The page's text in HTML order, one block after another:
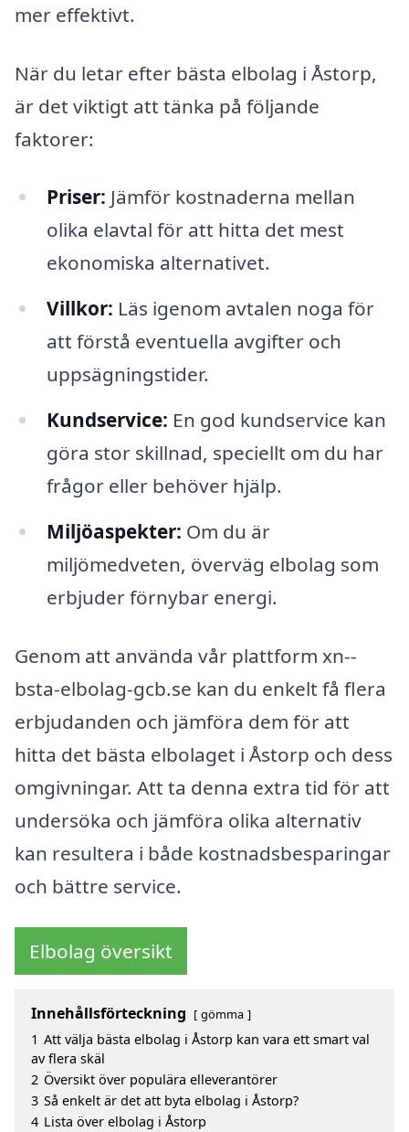
mer effektivt.
När du letar efter bästa elbolag i Åstorp,
är det viktigt att tänka på följande
faktorer:
Priser: Jämför kostnaderna mellan
olika elavtal för att hitta det mest
ekonomiska alternativet.
Villkor: Läs igenom avtalen noga för
att förstå eventuella avgifter och
uppsägningstider.
Kundservice: En god kundservice kan
göra stor skillnad, speciellt om du har
frågor eller behöver hjälp.
Miljöaspekter: Om du är
miljömedveten, överväg elbolag som
erbjuder förnybar energi.
Genom att använda vår plattform xn--
bsta-elbolag-gcb.se kan du enkelt få flera
erbjudanden och jämföra dem för att
hitta det bästa elbolaget i Åstorp och dess
omgivningar. Att ta denna extra tid för att
undersöka och jämföra olika alternativ
kan resultera i både kostnadsbesparingar
och bättre service.
Elbolag översikt
Innehållsförteckning gömma
1 Att välja bästa elbolag i Åstorp kan vara ett smart val
av flera skäl
2 Översikt över populära elleverantörer
3 Så enkelt är det att byta elbolag i Åstorp?
4 Lista över elbolag i Åstorp